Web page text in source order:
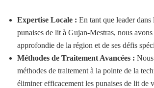
Expertise Locale : En tant que leader dans
punaises de lit à Gujan-Mestras, nous
approfondie de la région et de ses défis
Méthodes de Traitement Avancées :
méthodes de traitement à la pointe de la
éliminer efficacement les punaises de lit de